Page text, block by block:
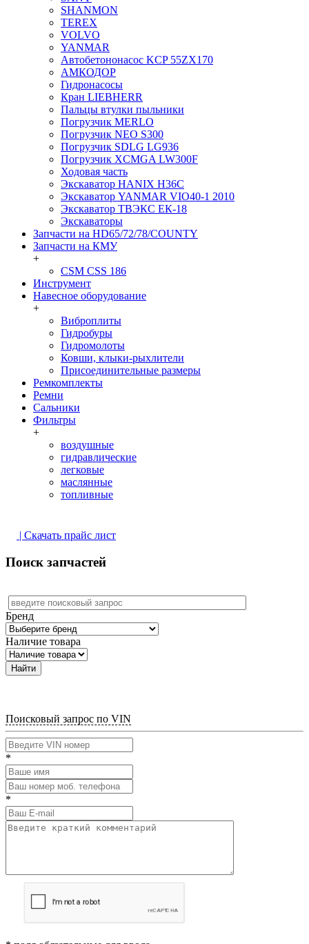
SHANMON
TEREX
VOLVO
YANMAR
Автобетононасос KCP 55ZX170
АМКОДОР
Гидронасосы
Кран LIEBHERR
Пальцы втулки пыльники
Погрузчик MERLO
Погрузчик NEO S300
Погрузчик SDLG LG936
Погрузчик XCMGA LW300F
Ходовая часть
Экскаватор HANIX H36C
Экскаватор YANMAR VIO40-1 2010
Экскаватор ТВЭКС ЕК-18
Экскаваторы
Запчасти на HD65/72/78/COUNTY
Запчасти на КМУ
+
CSM CSS 186
Инструмент
Навесное оборудование
+
Виброплиты
Гидробуры
Гидромолоты
Ковши, клыки-рыхлители
Присоединительные размеры
Ремкомплекты
Ремни
Сальники
Фильтры
+
воздушные
гидравлические
легковые
маслянные
топливные
| Скачать прайс лист
Поиск запчастей
Бренд
Наличие товара
Найти
Поисковый запрос по VIN
*
*